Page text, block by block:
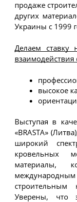
продаже
других
Украины с 1999
Делаем ставку
взаимодействия
высокое
Выступая в
«BRASTA»
широкий
кровельных
материалы,
международным
Уверены, что